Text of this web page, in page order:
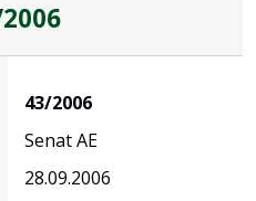
43/2006
Senat AE
28.09.2006